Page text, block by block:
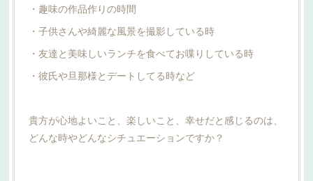
・趣味の作品作りの時間
・子供さんや綺麗な風景を撮影している時
・友達と美味しいランチを食べてお喋りしている時
・彼氏や旦那様とデートしてる時など
貴方が心地よいこと、楽しいこと、幸せだと感じるのは、
どんな時やどんなシチュエーションですか？